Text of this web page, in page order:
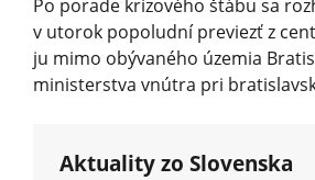
Po porade krízového štábu sa
v utorok popoludní previezť z
ju mimo obývaného územia
ministerstva vnútra pri
Aktuality zo Slovenska